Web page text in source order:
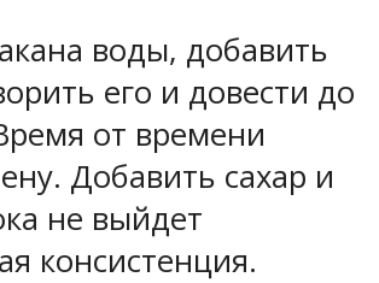
воды, добавить
его и довести до
от времени
Добавить сахар и
не выйдет
консистенция.